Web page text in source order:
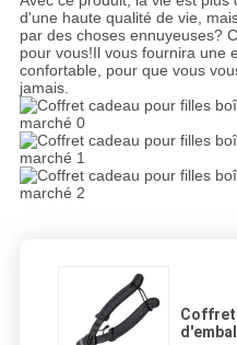
POLITIQUE
DE
d'une haute qualité de vie,
par des choses ennuyeuses?
pour vous!Il vous fournira une
confortable, pour que vous
jamais.
Coffret